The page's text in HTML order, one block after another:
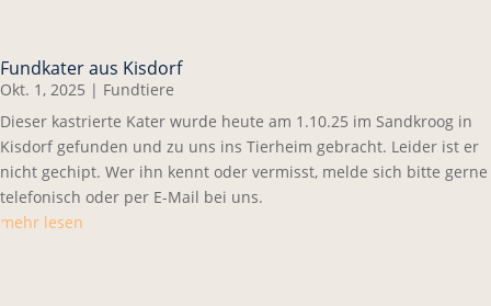
Fundkater aus Kisdorf
Okt. 1, 2025 | Fundtiere
Dieser kastrierte Kater wurde heute am 1.10.25 im Sandkroog in
Kisdorf gefunden und zu uns ins Tierheim gebracht. Leider ist er
nicht gechipt. Wer ihn kennt oder vermisst, melde sich bitte gerne
telefonisch oder per E-Mail bei uns.
mehr lesen